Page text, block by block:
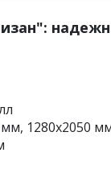
1280х2050